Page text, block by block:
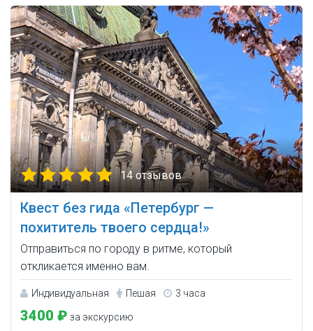
14 отзывов
Квест без гида «Петербург —
похититель твоего сердца!»
Отправиться по городу в ритме, который
откликается именно вам.
Индивидуальная Пешая 3 часа
3400 ₽ за экскурсию